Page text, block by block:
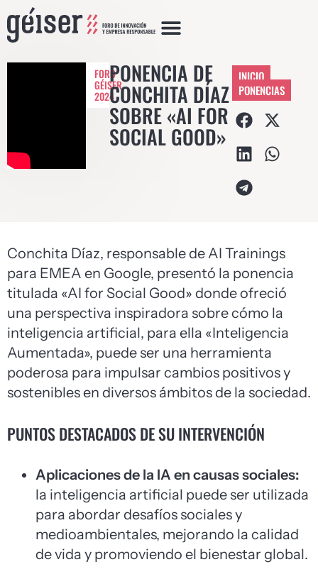
FORO
GÉISER
2024
PONENCIA DE
CONCHITA DÍAZ
SOBRE «AI FOR
SOCIAL GOOD»
INICIO
PONENCIAS
Conchita Díaz, responsable de AI Trainings
para EMEA en Google, presentó la ponencia
titulada «AI for Social Good» donde ofreció
una perspectiva inspiradora sobre cómo la
inteligencia artificial, para ella «Inteligencia
Aumentada», puede ser una herramienta
poderosa para impulsar cambios positivos y
sostenibles en diversos ámbitos de la sociedad.
PUNTOS DESTACADOS DE SU INTERVENCIÓN
Aplicaciones de la IA en causas sociales:
la inteligencia artificial puede ser utilizada
para abordar desafíos sociales y
medioambientales, mejorando la calidad
de vida y promoviendo el bienestar global.